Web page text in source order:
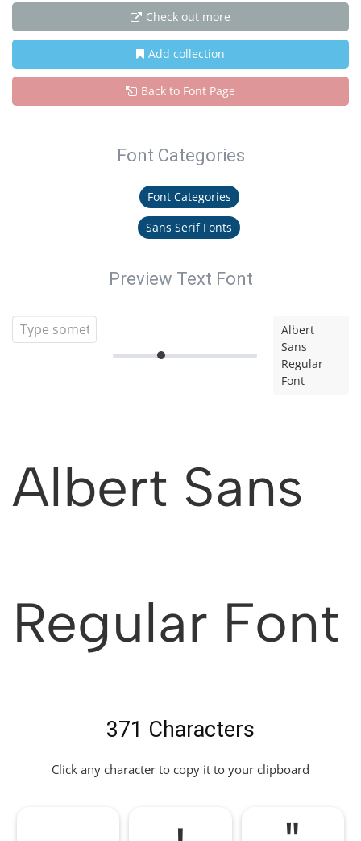
Check out more
Add collection
Back to Font Page
Font Categories
Font Categories
Sans Serif Fonts
Preview Text Font
Albert
Sans
Regular
Font
Albert Sans
Regular Font
371 Characters
Click any character to copy it to your clipboard